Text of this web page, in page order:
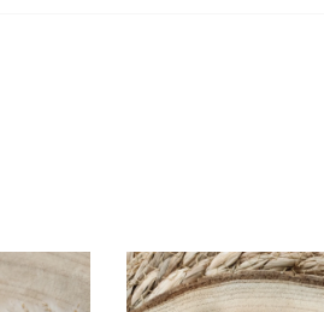
gratuits